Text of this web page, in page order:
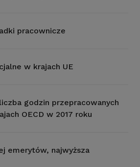
pracownicze
w krajach UE
godzin przepracowanych
OECD w 2017 roku
emerytów, najwyższa